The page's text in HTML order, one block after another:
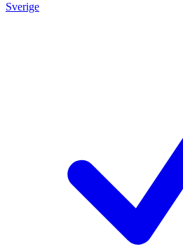
Sverige